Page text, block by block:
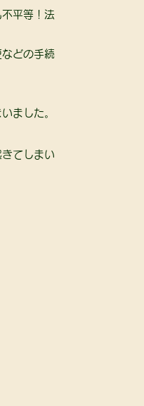
平等！法
どの手続
ました。
てしまい